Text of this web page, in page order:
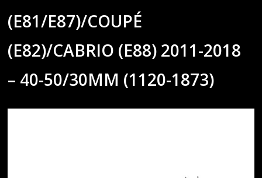
(E81/E87)/COUPÉ
(E82)/CABRIO (E88) 2011-2018
– 40-50/30MM (1120-1873)